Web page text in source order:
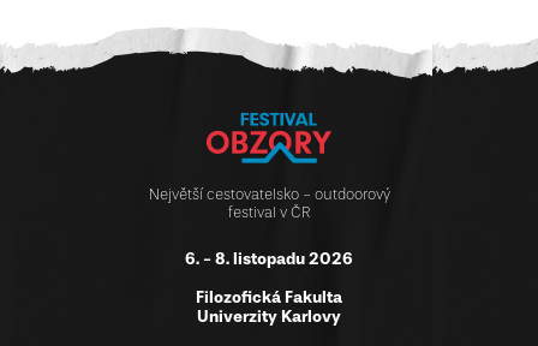
Největší cestovatelsko - outdoorový
festival v ČR
6. - 8. listopadu 2026
Filozofická Fakulta
Univerzity Karlovy